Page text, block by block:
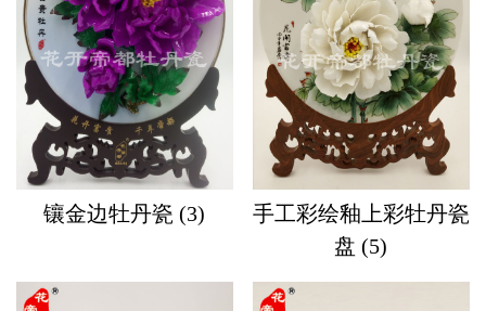
镶金边牡丹瓷 (3)
手工彩绘釉上彩牡丹瓷
盘 (5)